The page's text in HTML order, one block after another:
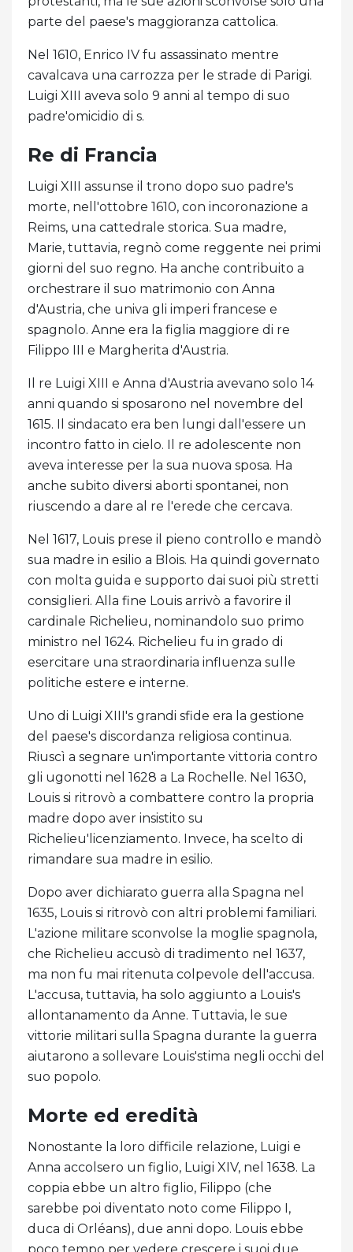
parte del paese's maggioranza cattolica.
Nel 1610, Enrico IV fu assassinato mentre
cavalcava una carrozza per le strade di Parigi.
Luigi XIII aveva solo 9 anni al tempo di suo
padre'omicidio di s.
Re di Francia
Luigi XIII assunse il trono dopo suo padre's
morte, nell'ottobre 1610, con incoronazione a
Reims, una cattedrale storica. Sua madre,
Marie, tuttavia, regnò come reggente nei primi
giorni del suo regno. Ha anche contribuito a
orchestrare il suo matrimonio con Anna
d'Austria, che univa gli imperi francese e
spagnolo. Anne era la figlia maggiore di re
Filippo III e Margherita d'Austria.
Il re Luigi XIII e Anna d'Austria avevano solo 14
anni quando si sposarono nel novembre del
1615. Il sindacato era ben lungi dall'essere un
incontro fatto in cielo. Il re adolescente non
aveva interesse per la sua nuova sposa. Ha
anche subito diversi aborti spontanei, non
riuscendo a dare al re l'erede che cercava.
Nel 1617, Louis prese il pieno controllo e mandò
sua madre in esilio a Blois. Ha quindi governato
con molta guida e supporto dai suoi più stretti
consiglieri. Alla fine Louis arrivò a favorire il
cardinale Richelieu, nominandolo suo primo
ministro nel 1624. Richelieu fu in grado di
esercitare una straordinaria influenza sulle
politiche estere e interne.
Uno di Luigi XIII's grandi sfide era la gestione
del paese's discordanza religiosa continua.
Riuscì a segnare un'importante vittoria contro
gli ugonotti nel 1628 a La Rochelle. Nel 1630,
Louis si ritrovò a combattere contro la propria
madre dopo aver insistito su
Richelieu'licenziamento. Invece, ha scelto di
rimandare sua madre in esilio.
Dopo aver dichiarato guerra alla Spagna nel
1635, Louis si ritrovò con altri problemi familiari.
L'azione militare sconvolse la moglie spagnola,
che Richelieu accusò di tradimento nel 1637,
ma non fu mai ritenuta colpevole dell'accusa.
L'accusa, tuttavia, ha solo aggiunto a Louis's
allontanamento da Anne. Tuttavia, le sue
vittorie militari sulla Spagna durante la guerra
aiutarono a sollevare Louis'stima negli occhi del
suo popolo.
Morte ed eredità
Nonostante la loro difficile relazione, Luigi e
Anna accolsero un figlio, Luigi XIV, nel 1638. La
coppia ebbe un altro figlio, Filippo (che
sarebbe poi diventato noto come Filippo I,
duca di Orléans), due anni dopo. Louis ebbe